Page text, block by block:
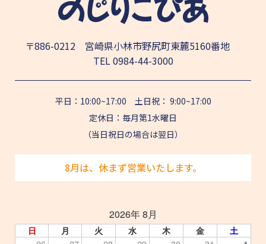
〒886-0212 宮崎県小林市野尻町東麓5160番地
TEL0984-44-3000
平日：10:00~17:00 土日祝： 9:00~17:00
定休日：毎月第1水曜日
（当日祝日の場合は翌日）
8月は、休まず営業いたします。
2026年 8月
日 月 火 水 木 金 土